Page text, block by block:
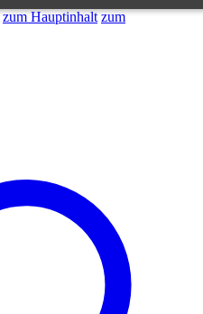
zum Hauptinhalt zum